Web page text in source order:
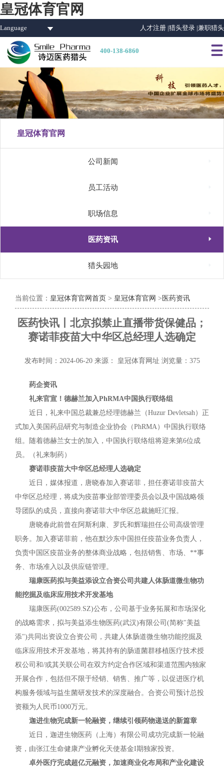
皇冠体育官网
Language 人才注册 |猎头登录 |兼职猎头
400-138-6860 
皇冠体育官网
公司新闻
员工活动
职场信息
医药资讯 
猎头园地
当前位置： 皇冠体育官网首页 > 皇冠体育官网 > 医药资讯
医药快讯丨北京拟禁止直播带货保健品；
赛诺菲疫苗大中华区总经理人选确定
发布时间：2024-06-20 来源： 皇冠体育网址 浏览量：375
药企资讯
礼来官宣！德赫兰加入PhRMA中国执行联络组
近日，礼来中国总裁兼总经理德赫兰（Huzur Devletsah）正
式加入美国药品研究与制造企业协会（PhRMA）中国执行联络
组。随着德赫兰女士的加入，中国执行联络组将迎来第6位成
员。（礼来制药）
赛诺菲疫苗大中华区总经理人选确定
近日，媒体报道，唐晓春加入赛诺菲，担任赛诺菲疫苗大
中华区总经理，将成为疫苗事业部管理委员会以及中国战略领
导团队的成员，直接向赛诺菲大中华区总裁施旺汇报。
唐晓春此前曾在阿斯利康、罗氏和辉瑞担任公司高级管理
职务。加入赛诺菲前，他在默沙东中国担任疫苗业务负责人，
负责中国区疫苗业务的整体商业战略，包括销售、市场、**事
务、市场准入以及供应链管理。
瑞康医药拟与美益添设立合资公司共建人体肠道微生物功
能挖掘及临床应用技术开发基地
瑞康医药(002589.SZ)公布，公司基于业务拓展和市场深化
的战略需求，拟与美益添生物医药(武汉)有限公司(简称"美益
添")共同出资设立合资公司，共建人体肠道微生物功能挖掘及
临床应用技术开发基地，将其持有的肠道菌群移植医疗技术授
权公司和/或其关联公司在双方约定合作区域和渠道范围内独家
开展合作，包括但不限于经销、销售、推广等，以促进医疗机
构服务领域与益生菌研发技术的深度融合。合资公司预计总投
资额为人民币1000万元。
迦进生物完成新一轮融资，继续引领药物递送的新篇章
近日，迦进生物医药（上海）有限公司成功完成新一轮融
资，由张江生命健康产业孵化天使基金I期独家投资。
卓外医疗完成超亿元融资，加速商业化布局和产业化建设